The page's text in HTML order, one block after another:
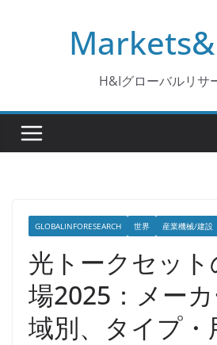
H&Iグローバルリサ
GLOBALINFORESEARCH 世界 産業機械/建設
光トークセッ
場2025：メー
域別、タイプ・